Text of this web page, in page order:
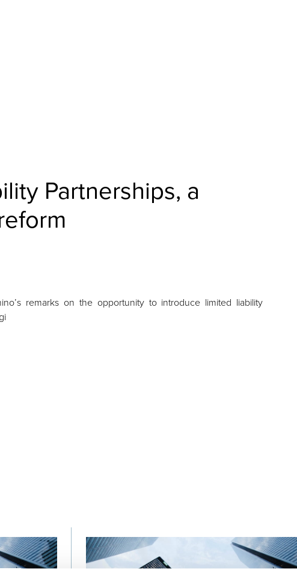
Partnerships, a
remarks on the opportunity to introduce limited liability